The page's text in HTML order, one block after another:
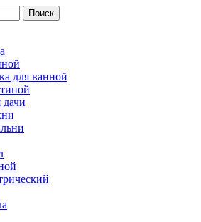
для ванной
дачи